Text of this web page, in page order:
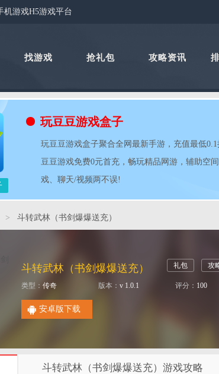
机游戏H5游戏平台
找游戏 抢礼包 攻略资讯
玩豆豆游戏盒子
玩豆豆游戏盒子聚合全网最新手游，充值最低
豆豆游戏免费0元首充，畅玩精品网游，辅助空
戏、聊天/视频两不误!
> 斗转武林（书剑爆爆送充）
斗转武林（书剑爆爆送充） 礼包 攻
类型： 传奇 版本： v 1.0.1 评分： 100
安卓版下载
斗转武林（书剑爆爆送充）游戏攻略